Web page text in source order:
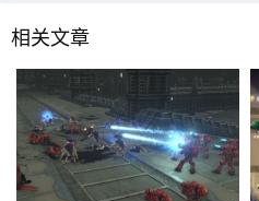
相关文章